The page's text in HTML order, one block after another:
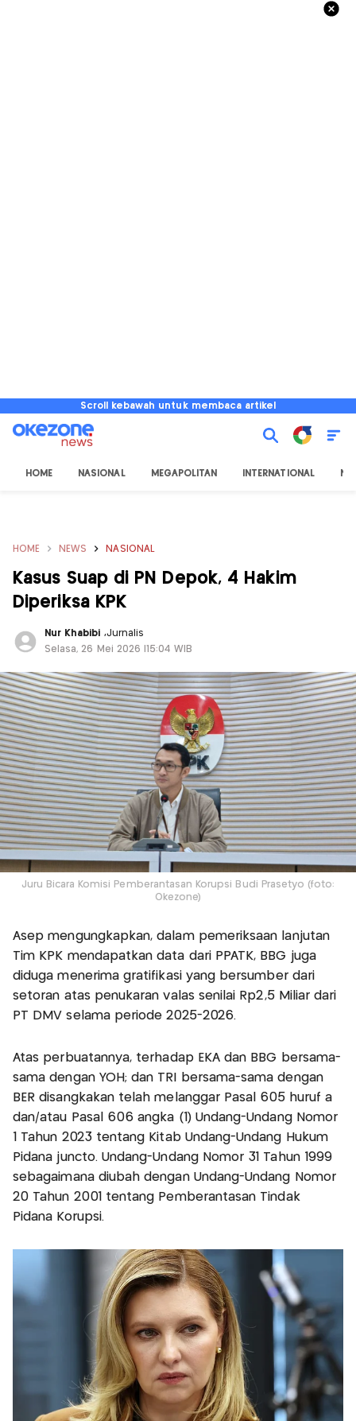
Scroll kebawah untuk membaca artikel
HOME NASIONAL MEGAPOLITAN INTERNATIONAL
HOME NEWS NASIONAL
Kasus Suap di PN Depok, 4 Hakim
Diperiksa KPK
Nur Khabibi ,Jurnalis
Selasa, 26 Mei 2026 |15:04 WIB
Juru Bicara Komisi Pemberantasan Korupsi Budi Prasetyo (foto:
Okezone)
Asep mengungkapkan, dalam pemeriksaan lanjutan
Tim KPK mendapatkan data dari PPATK, BBG juga
diduga menerima gratifikasi yang bersumber dari
setoran atas penukaran valas senilai Rp2,5 Miliar dari
PT DMV selama periode 2025-2026.
Atas perbuatannya, terhadap EKA dan BBG bersama-
sama dengan YOH; dan TRI bersama-sama dengan
BER disangkakan telah melanggar Pasal 605 huruf a
dan/atau Pasal 606 angka (1) Undang-Undang Nomor
1 Tahun 2023 tentang Kitab Undang-Undang Hukum
Pidana juncto. Undang-Undang Nomor 31 Tahun 1999
sebagaimana diubah dengan Undang-Undang Nomor
20 Tahun 2001 tentang Pemberantasan Tindak
Pidana Korupsi.